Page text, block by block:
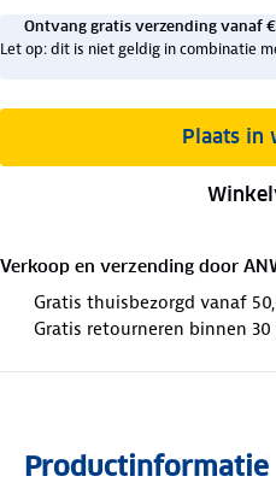
Ontvang gratis verzending vanaf
Let op: dit is niet geldig in combinatie
Plaats in
Verkoop en verzending door
Gratis thuisbezorgd vanaf
Gratis retourneren binnen 30
Productinformatie